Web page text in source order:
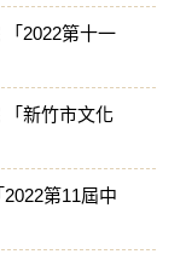
2022第十一
新竹市文化
第11屆中